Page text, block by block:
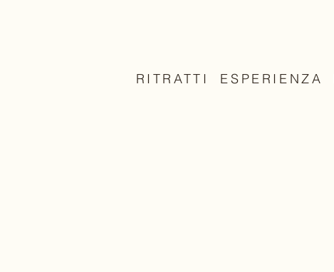
RITRATTI ESPERIENZA